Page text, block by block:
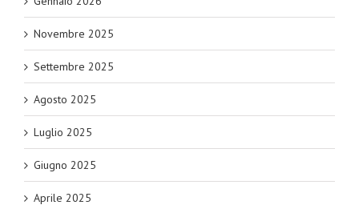
Novembre 2025
Settembre 2025
Agosto 2025
Luglio 2025
Giugno 2025
Aprile 2025